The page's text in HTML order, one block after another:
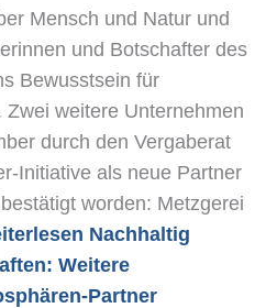
Mensch und Natur und
und Botschafter des
Bewusstsein für
weitere Unternehmen
durch den Vergaberat
Initiative als neue Partner
worden: Metzgerei
Nachhaltig
Weitere
Partner